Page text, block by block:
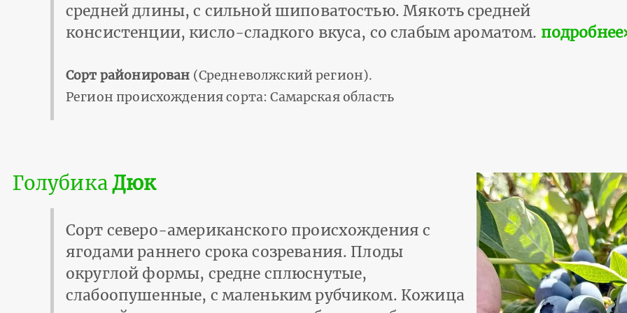
средней длины, с сильной шиповатостью. Мякоть средней
консистенции, кисло-сладкого вкуса, со слабым ароматом.
Сорт районирован (Средневолжский регион).
Регион происхождения сорта: Самарская область
ГолубикаДюк
Сорт северо-американского происхождения с
ягодами раннего срока созревания. Плоды
округлой формы, средне сплюснутые,
слабоопушенные, с маленьким рубчиком. Кожица